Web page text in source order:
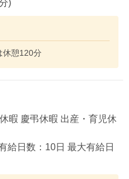
)
休憩120分
暇 慶弔休暇 出産・育児休
給日数：10日 最大有給日